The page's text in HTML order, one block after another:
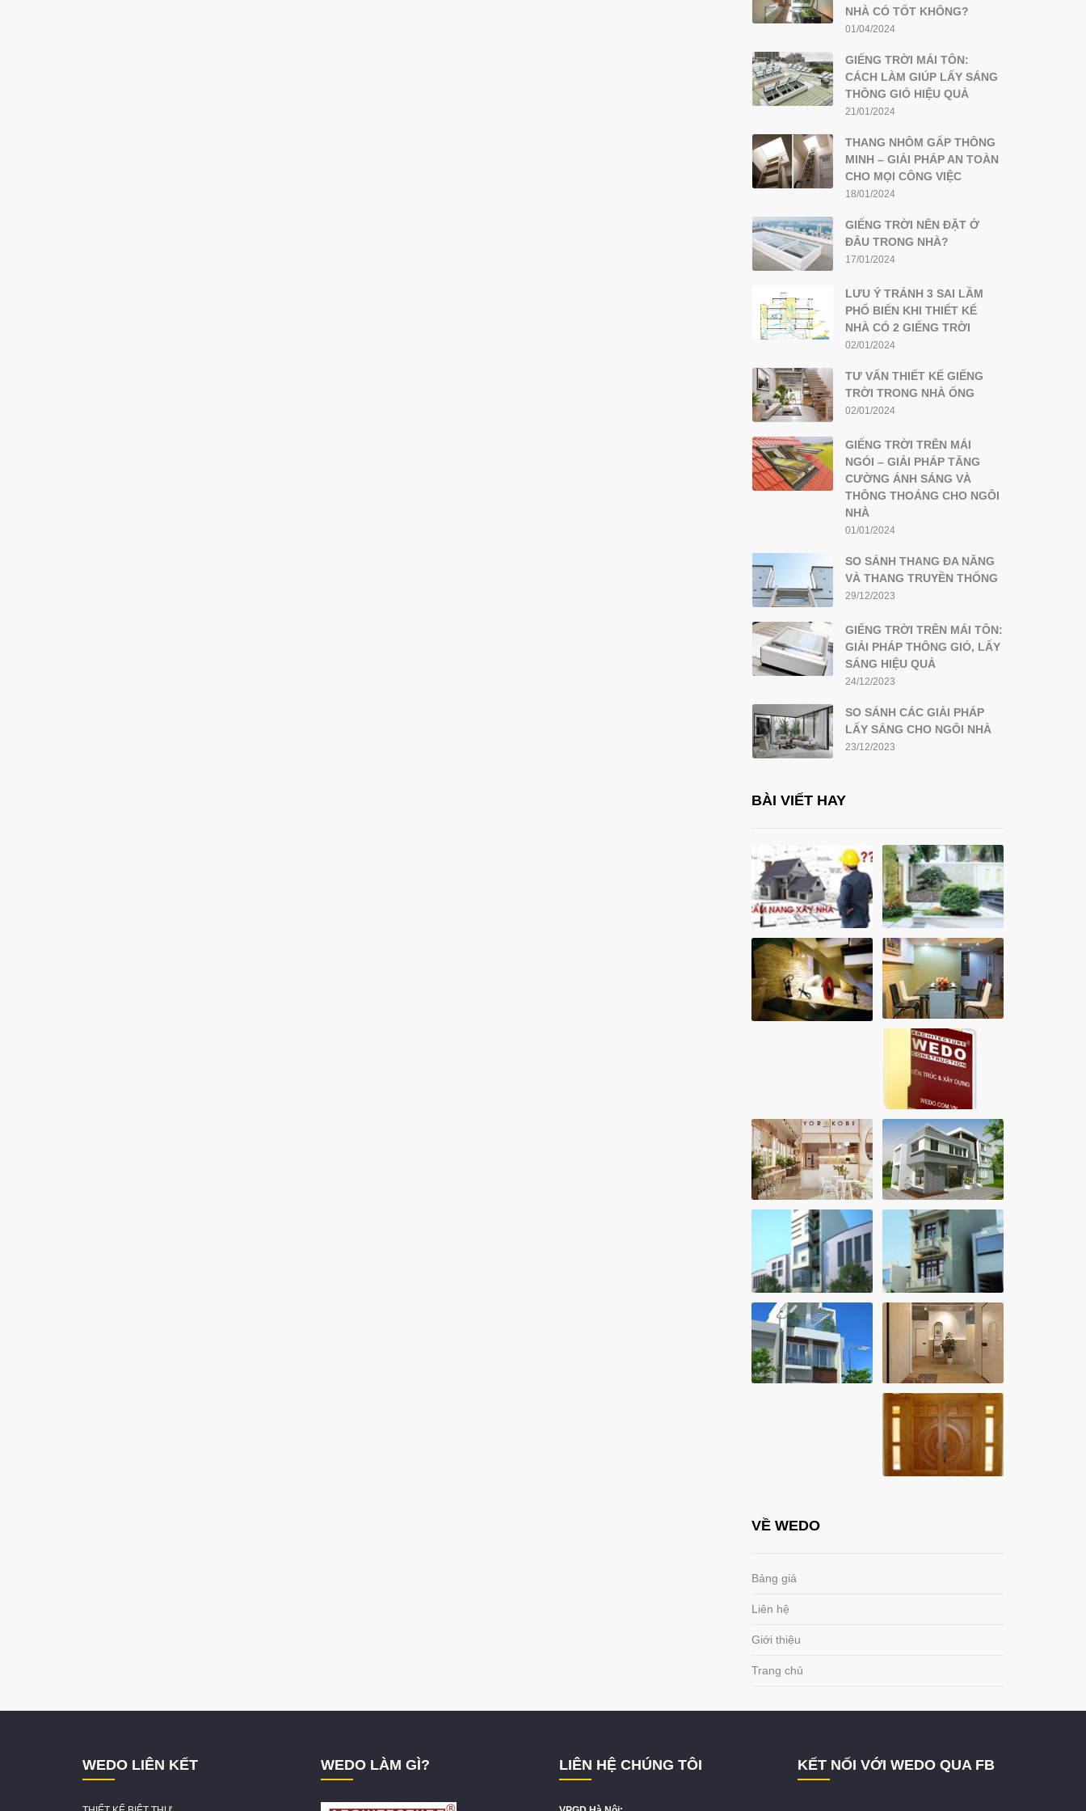
NHÀ CÓ TỐT KHÔNG?
01/04/2024
GIẾNG TRỜI MÁI TÔN:
CÁCH LÀM GIÚP LẤY SÁNG
THÔNG GIÓ HIỆU QUẢ
21/01/2024
THANG NHÔM GẤP THÔNG
MINH – GIẢI PHÁP AN TOÀN
CHO MỌI CÔNG VIỆC
18/01/2024
GIẾNG TRỜI NÊN ĐẶT Ở
ĐÂU TRONG NHÀ?
17/01/2024
LƯU Ý TRÁNH 3 SAI LẦM
PHỔ BIẾN KHI THIẾT KẾ
NHÀ CÓ 2 GIẾNG TRỜI
02/01/2024
TƯ VẤN THIẾT KẾ GIẾNG
TRỜI TRONG NHÀ ỐNG
02/01/2024
GIẾNG TRỜI TRÊN MÁI
NGÓI – GIẢI PHÁP TĂNG
CƯỜNG ÁNH SÁNG VÀ
THÔNG THOÁNG CHO NGÔI
NHÀ
01/01/2024
SO SÁNH THANG ĐA NĂNG
VÀ THANG TRUYỀN THỐNG
29/12/2023
GIẾNG TRỜI TRÊN MÁI TÔN:
GIẢI PHÁP THÔNG GIÓ, LẤY
SÁNG HIỆU QUẢ
24/12/2023
SO SÁNH CÁC GIẢI PHÁP
LẤY SÁNG CHO NGÔI NHÀ
23/12/2023
BÀI VIẾT HAY
VỀ WEDO
Bảng giá
Liên hệ
Giới thiệu
Trang chủ
WEDO LIÊN KẾT WEDO LÀM GÌ? LIÊN HỆ CHÚNG TÔI KẾT NỐI VỚI WEDO QUA FB